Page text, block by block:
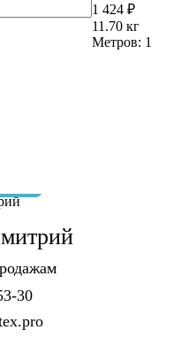
1 424 ₽
11.70 кг
Метров: 1
30